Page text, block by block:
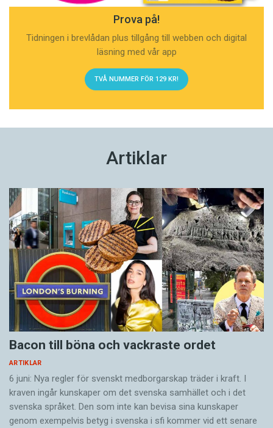
Prova på!
Tidningen i brevlådan plus tillgång till webben och digital
läsning med vår app
TVÅ NUMMER FÖR 129 KR!
Artiklar
Bacon till böna och vackraste ordet
ARTIKLAR
6 juni: Nya regler för svenskt medborgarskap träder i kraft. I
kraven ingår kunskaper om det svenska samhället och i det
svenska språket. Den som inte kan bevisa sina kunskaper
genom exempelvis betyg i svenska i sfi kommer vid ett senare